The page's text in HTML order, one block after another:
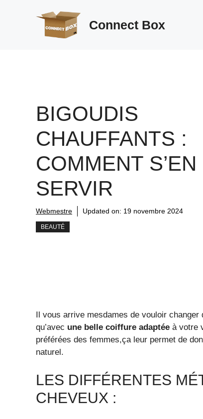
Connect Box
BIGOUDIS
CHAUFFANTS :
COMMENT S’EN
SERVIR
Webmestre Updated on: 19 novembre 2024
BEAUTÉ
Il vous arrive mesdames de vouloir
qu’avec une belle coiffure adaptée à votre
préférées des femmes,ça leur permet de
naturel.
LES DIFFÉRENTES
CHEVEUX :